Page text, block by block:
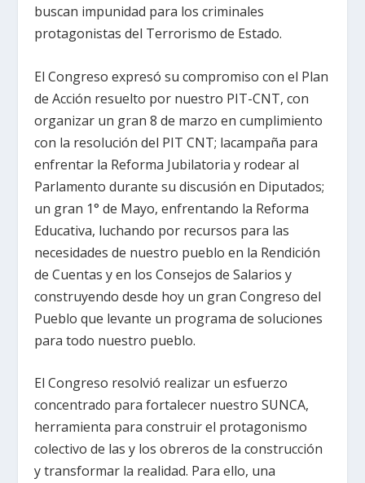
buscan impunidad para los criminales
protagonistas del Terrorismo de Estado.
El Congreso expresó su compromiso con el Plan
de Acción resuelto por nuestro PIT-CNT, con
organizar un gran 8 de marzo en cumplimiento
con la resolución del PIT CNT; lacampaña para
enfrentar la Reforma Jubilatoria y rodear al
Parlamento durante su discusión en Diputados;
un gran 1° de Mayo, enfrentando la Reforma
Educativa, luchando por recursos para las
necesidades de nuestro pueblo en la Rendición
de Cuentas y en los Consejos de Salarios y
construyendo desde hoy un gran Congreso del
Pueblo que levante un programa de soluciones
para todo nuestro pueblo.
El Congreso resolvió realizar un esfuerzo
concentrado para fortalecer nuestro SUNCA,
herramienta para construir el protagonismo
colectivo de las y los obreros de la construcción
y transformar la realidad. Para ello, una